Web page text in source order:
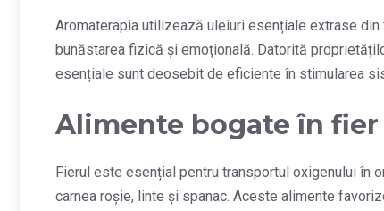
Aromaterapia utilizează uleiuri esențiale extrase
bunăstarea fizică și emoțională. Datorită
esențiale sunt deosebit de eficiente în stimularea
Alimente bogate în fier
Fierul este esențial pentru transportul oxigenului în
carnea roșie, linte și spanac. Aceste alimente